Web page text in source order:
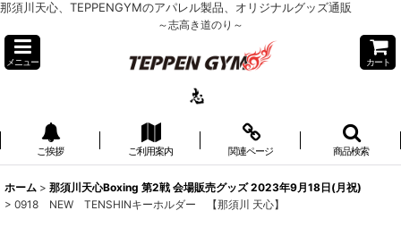
那須川天心、TEPPENGYMのアパレル製品、オリジナルグッズ通販
～志高き道のり～
メニュー カート
ご挨拶 ご利用案内 関連ページ 商品検索
ホーム > 那須川天心Boxing 第2戦 会場販売グッズ 2023年9月18日(月祝)
> 0918 NEW TENSHINキーホルダー 【那須川 天心】